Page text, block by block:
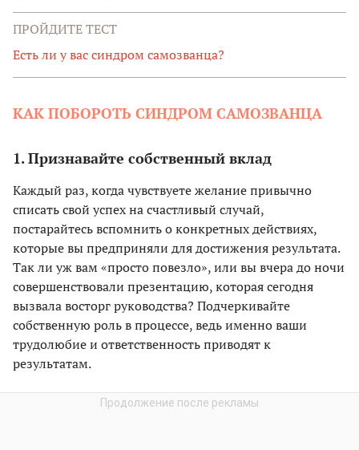
ПРОЙДИТЕ ТЕСТ
Есть ли у вас синдром самозванца?
КАК ПОБОРОТЬ СИНДРОМ САМОЗВАНЦА
1. Признавайте собственный вклад
Каждый раз, когда чувствуете желание привычно
списать свой успех на счастливый случай,
постарайтесь вспомнить о конкретных действиях,
которые вы предприняли для достижения результата.
Так ли уж вам «просто повезло», или вы вчера до ночи
совершенствовали презентацию, которая сегодня
вызвала восторг руководства? Подчеркивайте
собственную роль в процессе, ведь именно ваши
трудолюбие и ответственность приводят к
результатам.